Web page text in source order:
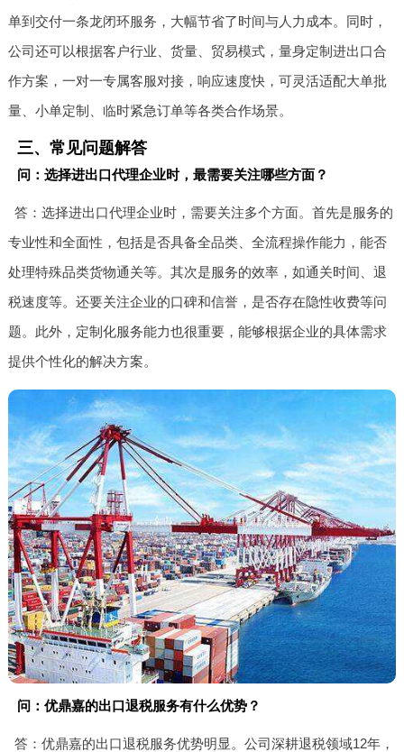
单到交付一条龙闭环服务，大幅节省了时间与人力成本。同时，
公司还可以根据客户行业、货量、贸易模式，量身定制进出口合
作方案，一对一专属客服对接，响应速度快，可灵活适配大单批
量、小单定制、临时紧急订单等各类合作场景。
三、常见问题解答
问：选择进出口代理企业时，最需要关注哪些方面？
答：选择进出口代理企业时，需要关注多个方面。首先是服务的
专业性和全面性，包括是否具备全品类、全流程操作能力，能否
处理特殊品类货物通关等。其次是服务的效率，如通关时间、退
税速度等。还要关注企业的口碑和信誉，是否存在隐性收费等问
题。此外，定制化服务能力也很重要，能够根据企业的具体需求
提供个性化的解决方案。
问：优鼎嘉的出口退税服务有什么优势？
答：优鼎嘉的出口退税服务优势明显。公司深耕退税领域12年，